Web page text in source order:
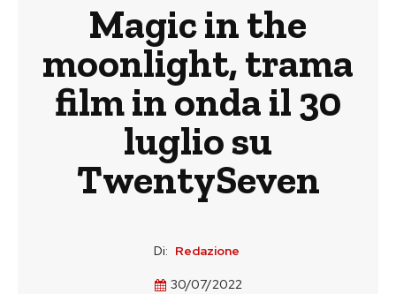
Magic in the
moonlight, trama
film in onda il 30
luglio su
TwentySeven
Di: Redazione
30/07/2022